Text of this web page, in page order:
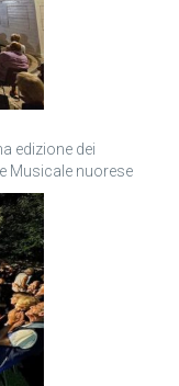
edizione dei
Musicale nuorese